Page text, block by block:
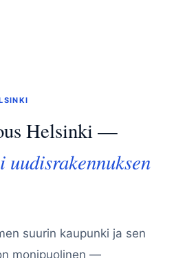
Helsinki —
uudisrakennuksen
suurin kaupunki ja sen
monipuolinen —